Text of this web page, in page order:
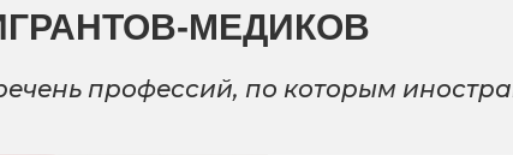
МЕДИКОВ
профессий, по которым